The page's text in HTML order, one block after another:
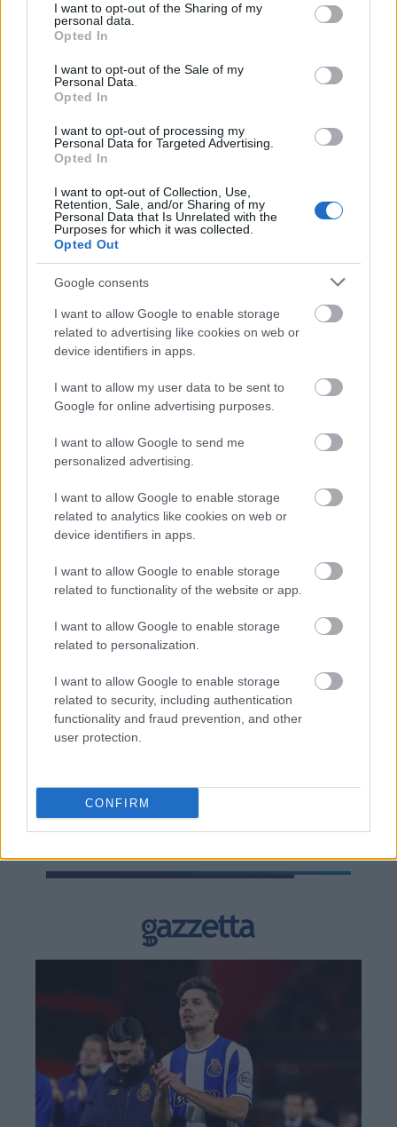
not limited to your visit or usage behaviour. You may click to
grant or deny consent to Google and its third-party tags to
use your data for below specified purposes in below Google
consent section.
I want to opt-out of the Sharing of my
personal data.
Opted In
I want to opt-out of the Sale of my
Personal Data.
Opted In
I want to opt-out of processing my
Personal Data for Targeted Advertising.
Opted In
I want to opt-out of Collection, Use,
Retention, Sale, and/or Sharing of my
Personal Data that Is Unrelated with the
Purposes for which it was collected.
Opted Out
Google consents
I want to allow Google to enable storage
related to advertising like cookies on web or
device identifiers in apps.
I want to allow my user data to be sent to
Google for online advertising purposes.
I want to allow Google to send me
personalized advertising.
I want to allow Google to enable storage
related to analytics like cookies on web or
device identifiers in apps.
I want to allow Google to enable storage
related to functionality of the website or app.
I want to allow Google to enable storage
related to personalization.
I want to allow Google to enable storage
related to security, including authentication
functionality and fraud prevention, and other
user protection.
CONFIRM
ενεργειακές λύσεις.
Ακολουθήστε το insider.gr στο Google News
πρώτοι όλες τιςειδήσειςαπό την Ελλάδα και τον κόσμο.
Διαβάζονται αυτή τη στιγμή
Η γαλάζια «θετική ατζέντα» στο δρόμο για το
2027 - Το παράπονο της Καρυστιανού - Στον
ΣΥΡΙΖΑ μελετούν Ιστορία
Πυρόπληκτοι: Τι σημαίνουν τα «πράσινα»,
αποζημιώσεις
Ποια είναι η (κυβερνητική) λίστα με τα μεγάλα
χρονοδιαγράμματα